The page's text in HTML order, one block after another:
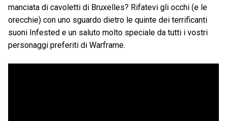
manciata di cavoletti di Bruxelles? Rifatevi gli occhi (e le
orecchie) con uno sguardo dietro le quinte dei terrificanti
suoni Infested e un saluto molto speciale da tutti i vostri
personaggi preferiti di Warframe.